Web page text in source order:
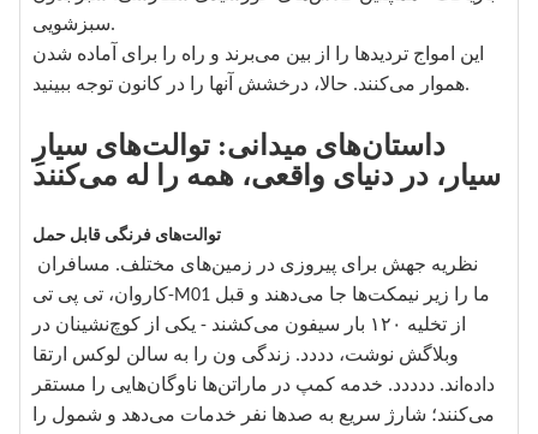
سبزشویی.
این امواج تردیدها را از بین می‌برند و راه را برای آماده شدن
هموار می‌کنند. حالا، درخشش آنها را در کانون توجه ببینید.
داستان‌های میدانی: توالت‌های سیارِ
سیار، در دنیای واقعی، همه را له می‌کنند
توالت‌های فرنگی قابل حمل
کاروان، تی پی تی-M01 ما را زیر نیمکت‌ها جا می‌دهند و قبل
از تخلیه ۱۲۰ بار سیفون می‌کشند - یکی از کوچ‌نشینان در
وبلاگش نوشت، دددد. زندگی ون را به سالن لوکس ارتقا
داده‌اند. ددددد. خدمه کمپ در ماراتن‌ها ناوگان‌هایی را مستقر
می‌کنند؛ شارژ سریع به صدها نفر خدمات می‌دهد و شمول را